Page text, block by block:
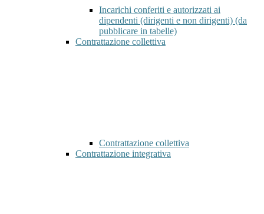
Incarichi conferiti e autorizzati ai
dipendenti (dirigenti e non dirigenti) (da
pubblicare in tabelle)
Contrattazione collettiva
Contrattazione collettiva
Contrattazione integrativa